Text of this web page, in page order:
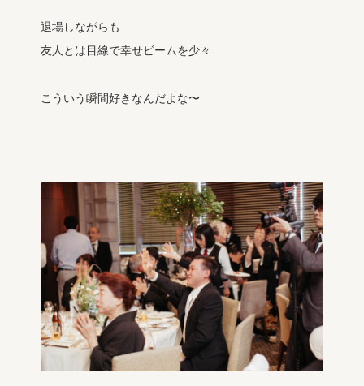
退場しながらも
友人とは目線で幸せビームを少々
こういう瞬間好きなんだよな〜